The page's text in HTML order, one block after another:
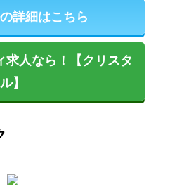
詳細はこちら
求人なら！【クリスタ
ル】